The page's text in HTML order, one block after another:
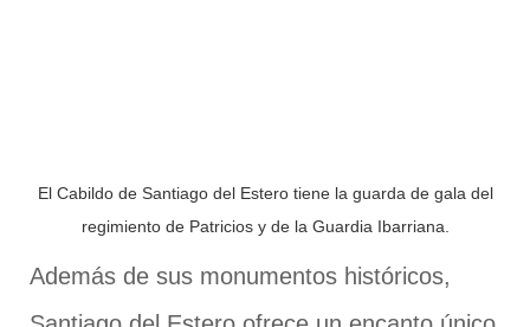
El Cabildo de Santiago del Estero tiene la guarda de gala del
regimiento de Patricios y de la Guardia Ibarriana.
Además de sus monumentos históricos,